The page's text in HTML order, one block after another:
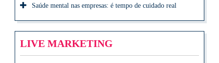
Saúde mental nas empresas: é tempo de cuidado real
LIVE MARKETING